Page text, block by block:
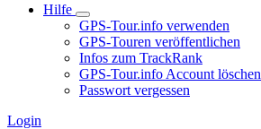
Hilfe
GPS-Tour.info verwenden
GPS-Touren veröffentlichen
Infos zum TrackRank
GPS-Tour.info Account löschen
Passwort vergessen
Login